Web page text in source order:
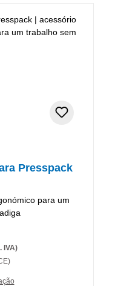
Presspack
para um
IVA)